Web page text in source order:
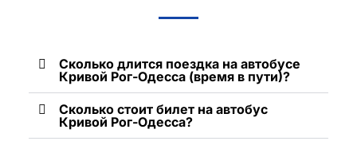
Сколько длится поездка на автобусе
Кривой Рог-Одесса (время в пути)?
Сколько стоит билет на автобус
Кривой Рог-Одесса?